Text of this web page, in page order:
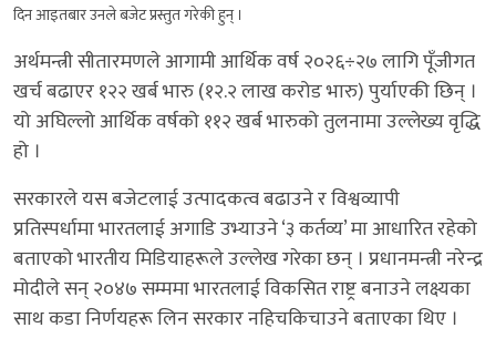
दिन आइतबार उनले बजेट प्रस्तुत गरेकी हुन् ।
अर्थमन्त्री सीतारमणले आगामी आर्थिक वर्ष २०२६÷२७ लागि पूँजीगत
खर्च बढाएर १२२ खर्ब भारु (१२.२ लाख करोड भारु) पुर्याएकी छिन् ।
यो अघिल्लो आर्थिक वर्षको ११२ खर्ब भारुको तुलनामा उल्लेख्य वृद्धि
हो ।
सरकारले यस बजेटलाई उत्पादकत्व बढाउने र विश्वव्यापी
प्रतिस्पर्धामा भारतलाई अगाडि उभ्याउने ‘३ कर्तव्य’ मा आधारित रहेको
बताएको भारतीय मिडियाहरूले उल्लेख गरेका छन् । प्रधानमन्त्री नरेन्द्र
मोदीले सन् २०४७ सम्ममा भारतलाई विकसित राष्ट्र बनाउने लक्ष्यका
साथ कडा निर्णयहरू लिन सरकार नहिचकिचाउने बताएका थिए ।